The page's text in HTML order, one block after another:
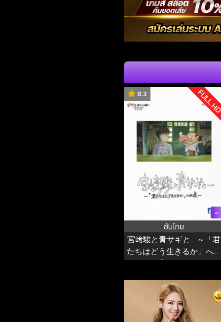
8.3 FULL
-
ซับไทย
宮﨑駿と青サギと… ～「君
たちはどう生きるか」への
道～ ฮายาโอะ มิยาซากิกับนก